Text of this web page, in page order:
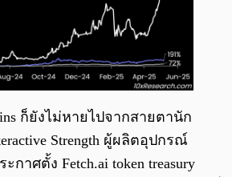
ก็ยังไม่หายไปจากสายตานัก
Strength ผู้ผลิตอุปกรณ์
กาศตั้ง Fetch.ai token treasury